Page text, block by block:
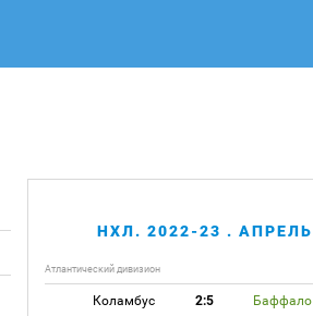
НХЛ. 2022-23 . АПРЕЛЬ
Атлантический дивизион
Коламбус 2:5 Баффало